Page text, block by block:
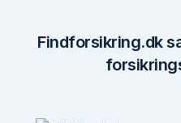
Findforsikring.dk